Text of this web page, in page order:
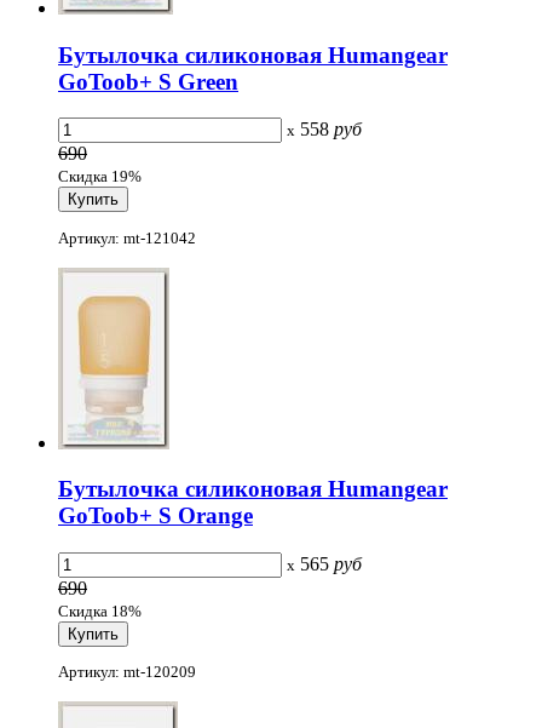
Бутылочка силиконовая Humangear
GoToob+ S Green
x 558 руб
690
Скидка 19%
Артикул: mt-121042
Бутылочка силиконовая Humangear
GoToob+ S Orange
x 565 руб
690
Скидка 18%
Артикул: mt-120209